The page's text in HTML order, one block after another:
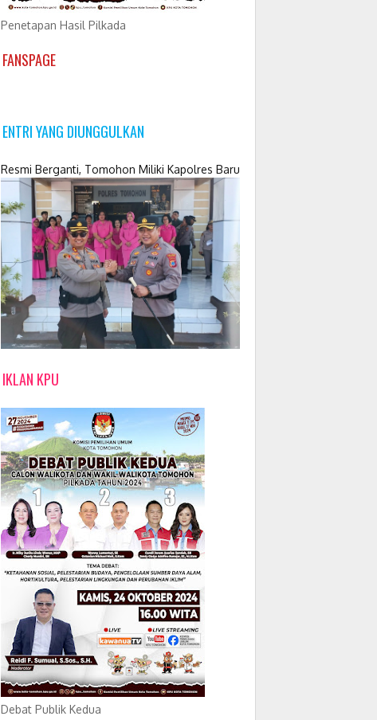
Penetapan Hasil Pilkada
FANSPAGE
ENTRI YANG DIUNGGULKAN
Resmi Berganti, Tomohon Miliki Kapolres Baru
IKLAN KPU
Debat Publik Kedua